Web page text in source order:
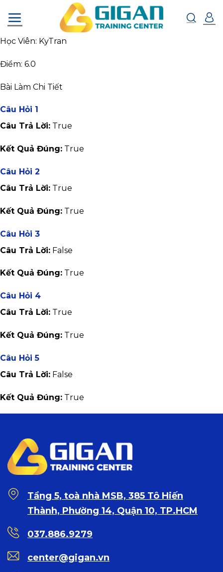
đến
dung
Học Viên: KyTran
Điểm: 6.0
Bài Làm Chi Tiết
Câu Hỏi 1
Câu Trả Lời: True
Kết Quả Đúng: True
Câu Hỏi 2
Câu Trả Lời: True
Kết Quả Đúng: True
Câu Hỏi 3
Câu Trả Lời: False
Kết Quả Đúng: True
Câu Hỏi 4
Câu Trả Lời: True
Kết Quả Đúng: True
Câu Hỏi 5
Câu Trả Lời: False
Kết Quả Đúng: True
Tầng 5, toà nhà MSB, 385 Tô Hiến
Thành, Phường 14, Quận 10, TP.HCM
037.886.9279
center@gigan.vn